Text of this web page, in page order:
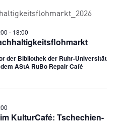
- 18:00
der Bibliothek der Ruhr-Universität
AStA RuBo Repair Café
KulturCafé: Tschechien-